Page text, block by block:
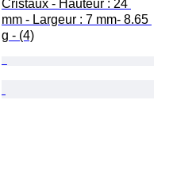
Cristaux - Hauteur : 24
mm - Largeur : 7 mm- 8.65
g - (4)